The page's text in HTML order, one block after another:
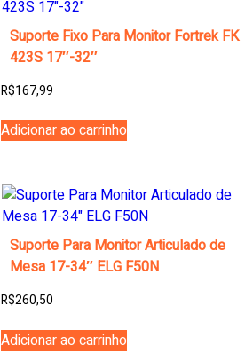
Suporte Fixo Para Monitor Fortrek FK
423S 17″-32″
R$167,99
Adicionar ao carrinho
Suporte Para Monitor Articulado de
Mesa 17-34″ ELG F50N
R$260,50
Adicionar ao carrinho